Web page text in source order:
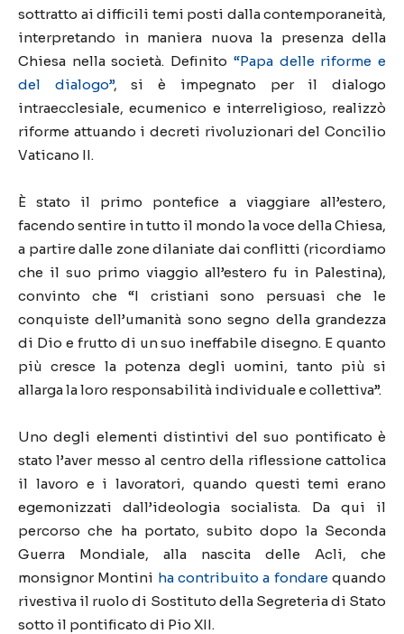
sottratto ai difficili temi posti dalla contemporaneità,
interpretando in maniera nuova la presenza della
Chiesa nella società. Definito “Papa delle riforme e
del dialogo”, si è impegnato per il dialogo
intraecclesiale, ecumenico e interreligioso, realizzò
riforme attuando i decreti rivoluzionari del Concilio
Vaticano II.
È stato il primo pontefice a viaggiare all’estero,
facendo sentire in tutto il mondo la voce della Chiesa,
a partire dalle zone dilaniate dai conflitti (ricordiamo
che il suo primo viaggio all’estero fu in Palestina),
convinto che “I cristiani sono persuasi che le
conquiste dell’umanità sono segno della grandezza
di Dio e frutto di un suo ineffabile disegno. E quanto
più cresce la potenza degli uomini, tanto più si
allarga la loro responsabilità individuale e collettiva”.
Uno degli elementi distintivi del suo pontificato è
stato l’aver messo al centro della riflessione cattolica
il lavoro e i lavoratori, quando questi temi erano
egemonizzati dall’ideologia socialista. Da qui il
percorso che ha portato, subito dopo la Seconda
Guerra Mondiale, alla nascita delle Acli, che
monsignor Montini ha contribuito a fondarequando
rivestiva il ruolo di Sostituto della Segreteria di Stato
sotto il pontificato di Pio XII.